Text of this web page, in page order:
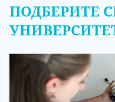
ПОДБЕРИТЕ